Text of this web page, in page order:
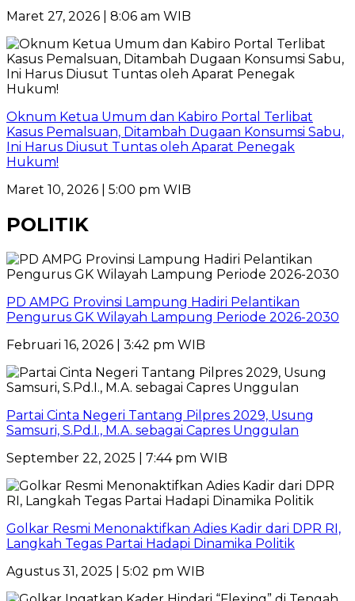
Maret 27, 2026 | 8:06 am WIB
Oknum Ketua Umum dan Kabiro Portal Terlibat
Kasus Pemalsuan, Ditambah Dugaan Konsumsi Sabu,
Ini Harus Diusut Tuntas oleh Aparat Penegak
Hukum!
Maret 10, 2026 | 5:00 pm WIB
POLITIK
PD AMPG Provinsi Lampung Hadiri Pelantikan
Pengurus GK Wilayah Lampung Periode 2026-2030
Februari 16, 2026 | 3:42 pm WIB
Partai Cinta Negeri Tantang Pilpres 2029, Usung
Samsuri, S.Pd.I., M.A. sebagai Capres Unggulan
September 22, 2025 | 7:44 pm WIB
Golkar Resmi Menonaktifkan Adies Kadir dari DPR RI,
Langkah Tegas Partai Hadapi Dinamika Politik
Agustus 31, 2025 | 5:02 pm WIB